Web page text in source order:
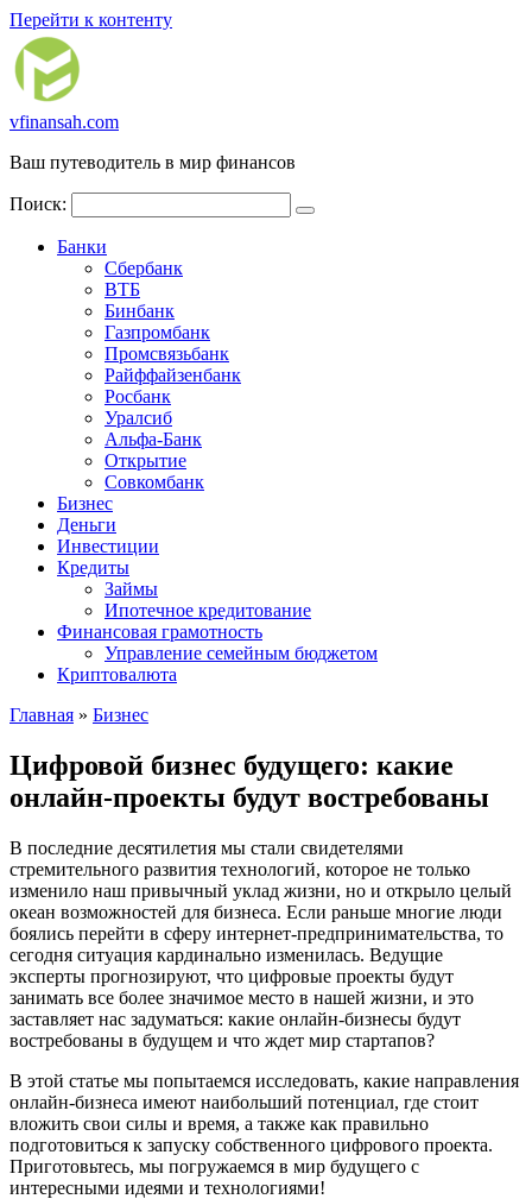
Перейти к контенту
vfinansah.com
Ваш путеводитель в мир финансов
Поиск:
Банки
Сбербанк
ВТБ
Бинбанк
Газпромбанк
Промсвязьбанк
Райффайзенбанк
Росбанк
Уралсиб
Альфа-Банк
Открытие
Совкомбанк
Бизнес
Деньги
Инвестиции
Кредиты
Займы
Ипотечное кредитование
Финансовая грамотность
Управление семейным бюджетом
Криптовалюта
Главная » Бизнес
Цифровой бизнес будущего: какие
онлайн-проекты будут востребованы
В последние десятилетия мы стали свидетелями
стремительного развития технологий, которое не только
изменило наш привычный уклад жизни, но и открыло целый
океан возможностей для бизнеса. Если раньше многие люди
боялись перейти в сферу интернет-предпринимательства, то
сегодня ситуация кардинально изменилась. Ведущие
эксперты прогнозируют, что цифровые проекты будут
занимать все более значимое место в нашей жизни, и это
заставляет нас задуматься: какие онлайн-бизнесы будут
востребованы в будущем и что ждет мир стартапов?
В этой статье мы попытаемся исследовать, какие направления
онлайн-бизнеса имеют наибольший потенциал, где стоит
вложить свои силы и время, а также как правильно
подготовиться к запуску собственного цифрового проекта.
Приготовьтесь, мы погружаемся в мир будущего с
интересными идеями и технологиями!